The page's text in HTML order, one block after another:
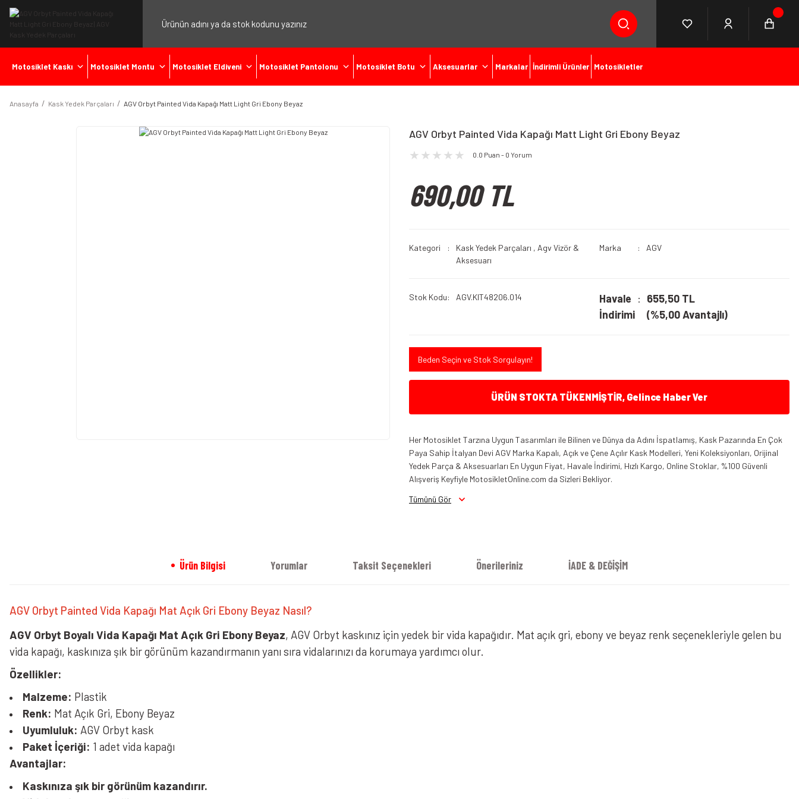
Motosiklet Kaskı Motosiklet Montu Motosiklet Eldiveni Motosiklet Pantolonu Motosiklet Botu Aksesuarlar Markalar İndirimli Ürünler Motosikletler
Anasayfa Kask Yedek Parçaları AGV Orbyt Painted Vida Kapağı Matt Light Gri Ebony Beyaz
AGV Orbyt Painted Vida Kapağı Matt Light Gri Ebony Beyaz
0.0 Puan - 0 Yorum
690,00 TL
Kategori Kask Yedek Parçaları , Agv Vizör &
Aksesuarı
Marka AGV
Stok Kodu AGV.KIT48206.014
Havale
İndirimi
655,50 TL
(%5,00 Avantajlı)
Beden Seçin ve Stok Sorgulayın!
ÜRÜN STOKTA TÜKENMİŞTİR, Gelince Haber Ver
Her Motosiklet Tarzına Uygun Tasarımları ile Bilinen ve Dünya da Adını İspatlamış, Kask Pazarında En Çok
Paya Sahip İtalyan Devi AGV Marka Kapalı, Açık ve Çene Açılır Kask Modelleri, Yeni Koleksiyonları, Orijinal
Yedek Parça & Aksesuarları En Uygun Fiyat, Havale İndirimi, Hızlı Kargo, Online Stoklar, %100 Güvenli
Alışveriş Keyfiyle MotosikletOnline.com da Sizleri Bekliyor.
Tümünü Gör
Ürün Bilgisi Yorumlar Taksit Seçenekleri Önerileriniz İADE & DEĞİŞİM
AGV Orbyt Painted Vida Kapağı Mat Açık Gri Ebony Beyaz Nasıl?
AGV Orbyt Boyalı Vida Kapağı Mat Açık Gri Ebony Beyaz, AGV Orbyt kaskınız için yedek bir vida kapağıdır. Mat açık gri, ebony ve beyaz renk seçenekleriyle gelen bu
vida kapağı, kaskınıza şık bir görünüm kazandırmanın yanı sıra vidalarınızı da korumaya yardımcı olur.
Özellikler:
Malzeme: Plastik
Renk: Mat Açık Gri, Ebony Beyaz
Uyumluluk: AGV Orbyt kask
Paket İçeriği: 1 adet vida kapağı
Avantajlar:
Kaskınıza şık bir görünüm kazandırır.